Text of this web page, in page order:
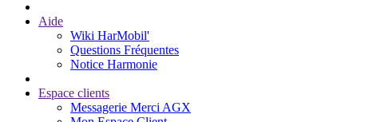
Aide
Wiki HarMobil'
Questions Fréquentes
Notice Harmonie
Espace clients
Messagerie Merci AGX